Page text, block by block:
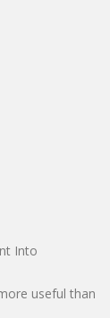
Into
useful than